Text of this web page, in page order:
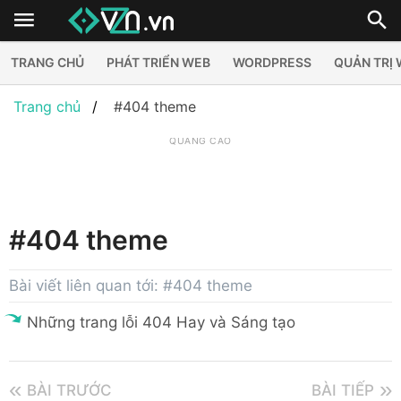
TRANG CHỦ PHÁT TRIỂN WEB WORDPRESS QUẢN TRỊ
Trang chủ #404 theme
QUẢNG CÁO
#404 theme
Bài viết liên quan tới: #404 theme
Những trang lỗi 404 Hay và Sáng tạo
BÀI TRƯỚC BÀI TIẾP